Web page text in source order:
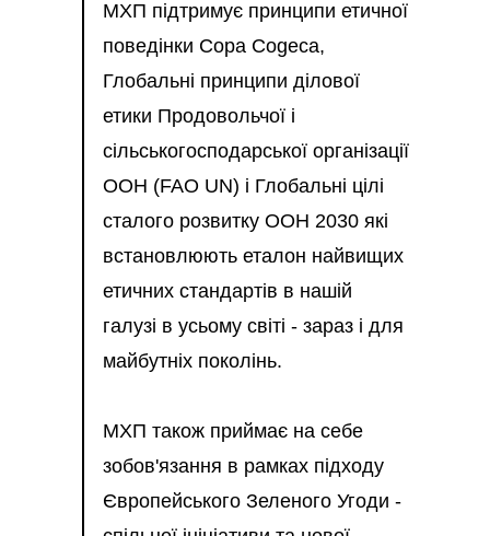
МХП підтримує принципи етичної
поведінки Copa Cogeca,
Глобальні принципи ділової
етики Продовольчої і
сільськогосподарської організації
ООН (FAO UN) і Глобальні цілі
сталого розвитку ООН 2030 які
встановлюють еталон найвищих
етичних стандартів в нашій
галузі в усьому світі - зараз і для
майбутніх поколінь.
МХП також приймає на себе
зобов'язання в рамках підходу
Європейського Зеленого Угоди -